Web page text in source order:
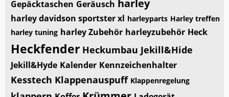
Gepäcktaschen Geräusch harley
harley davidson sportster xl harleyparts Harley treffen
harley tuning harley Zubehör harleyzubehör Heck
Heckfender Heckumbau Jekill&Hide
Jekill&Hyde Kalender Kennzeichenhalter
Kesstech Klappenauspuff Klappenregelung